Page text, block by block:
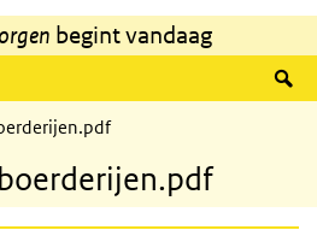
begint vandaag